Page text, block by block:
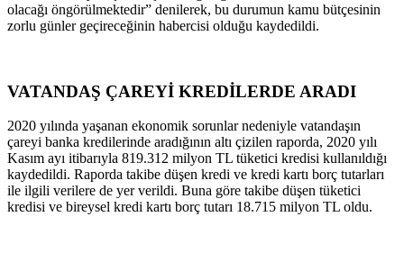
olacağı öngörülmektedir” denilerek, bu durumun kamu bütçesinin
zorlu günler geçireceğinin habercisi olduğu kaydedildi.
VATANDAŞ ÇAREYİ KREDİLERDE ARADI
2020 yılında yaşanan ekonomik sorunlar nedeniyle vatandaşın
çareyi banka kredilerinde aradığının altı çizilen raporda, 2020 yılı
Kasım ayı itibarıyla 819.312 milyon TL tüketici kredisi kullanıldığı
kaydedildi. Raporda takibe düşen kredi ve kredi kartı borç tutarları
ile ilgili verilere de yer verildi. Buna göre takibe düşen tüketici
kredisi ve bireysel kredi kartı borç tutarı 18.715 milyon TL oldu.